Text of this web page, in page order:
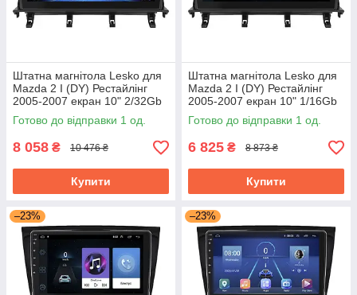
Штатна магнітола Lesko для
Mazda 2 I (DY) Рестайлінг
2005-2007 екран 10" 2/32Gb
Wi-Fi GPS Base Мазда
Готово до відправки 1 од.
8 058 ₴ 10 476 ₴
Купити
Штатна магнітола Lesko для
Mazda 2 I (DY) Рестайлінг
2005-2007 екран 10" 1/16Gb
Wi-Fi GPS Base Мазда
Готово до відправки 1 од.
6 825 ₴ 8 873 ₴
Купити
–23% –23%